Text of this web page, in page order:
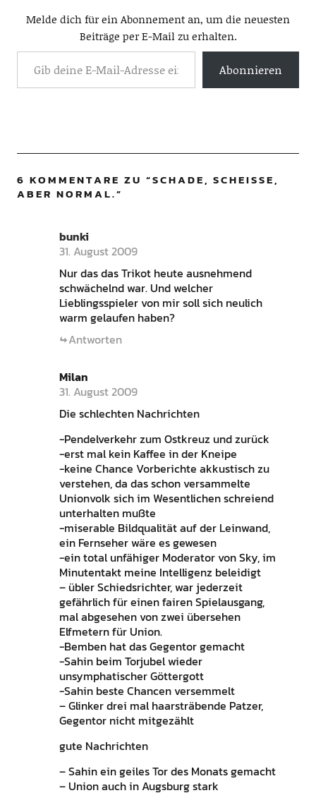
Melde dich für ein Abonnement an, um die neuesten
Beiträge per E-Mail zu erhalten.
Abonnieren
6 KOMMENTARE ZU “SCHADE, SCHEISSE, A
BER NORMAL. ”
bunki
31. August 2009
Nur das das Trikot heute ausnehmend
schwächelnd war. Und welcher
Lieblingsspieler von mir soll sich neulich
warm gelaufen haben?
Antworten
Milan
31. August 2009
Die schlechten Nachrichten
-Pendelverkehr zum Ostkreuz und zurück
-erst mal kein Kaffee in der Kneipe
-keine Chance Vorberichte akkustisch zu
verstehen, da das schon versammelte
Unionvolk sich im Wesentlichen schreiend
unterhalten mußte
-miserable Bildqualität auf der Leinwand,
ein Fernseher wäre es gewesen
-ein total unfähiger Moderator von Sky, im
Minutentakt meine Intelligenz beleidigt
– übler Schiedsrichter, war jederzeit
gefährlich für einen fairen Spielausgang,
mal abgesehen von zwei übersehen
Elfmetern für Union.
-Bemben hat das Gegentor gemacht
-Sahin beim Torjubel wieder
unsymphatischer Göttergott
-Sahin beste Chancen versemmelt
– Glinker drei mal haarsträbende Patzer,
Gegentor nicht mitgezählt
gute Nachrichten
– Sahin ein geiles Tor des Monats gemacht
– Union auch in Augsburg stark